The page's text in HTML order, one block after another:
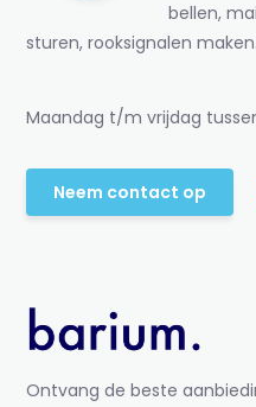
bellen,
sturen, rooksignalen
Maandag t/m vrijdag
Neem contact op
Ontvang de beste